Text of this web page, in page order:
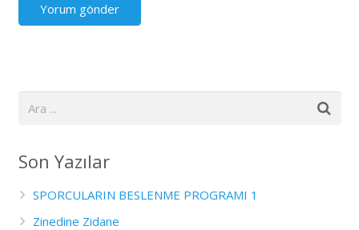
Son Yazılar
SPORCULARIN BESLENME PROGRAMI 1
Zinedine Zidane